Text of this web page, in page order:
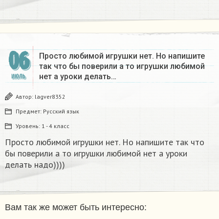
06
ИЮЛЬ
Просто любимой игрушки нет. Но напишите
так что бы поверили а то игрушки любимой
нет а уроки делать…
Автор: lagver8352
Предмет: Русский язык
Уровень: 1 - 4 класс
Просто любимой игрушки нет. Но напишите так что
бы поверили а то игрушки любимой нет а уроки
делать надо))))
Вам так же может быть интересно: